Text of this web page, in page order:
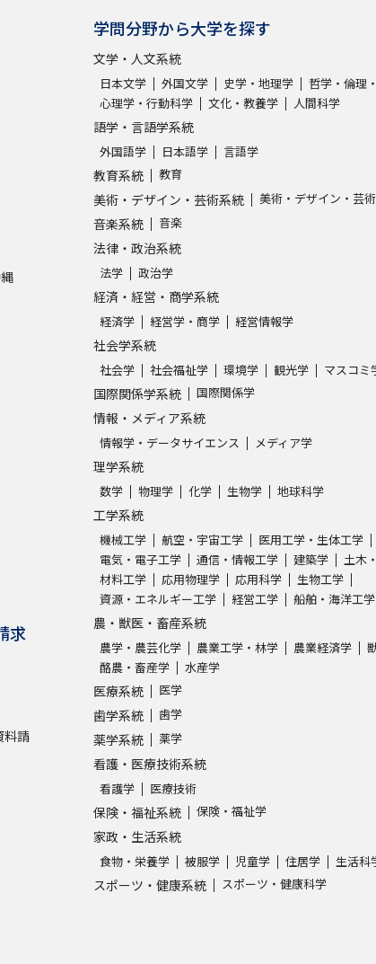
新増設大学・学部・学科特集
データサイエンス特集
奨学金
進路の３択
新学年スタート号
新学年スタート号特集ページ（高
SELFBRAND特集ページ
オープンキャンパスなど
来場型・Web型イベント特集
志望校・出願校を調べる
併願校選び 受験スケジュール
学問発見
大学で学びたい学問発見
学問のミニ講義「夢ナビ講義」
ユーザーサポート
Ｑ＆Ａ よくあるご質問 大学進
資料の料金のお支払いについて
求
料請
学問分野から大学を探す
文学・人文系統
日本文学 外国文学 史学・地理学
哲学・倫理
心理学・行動科学
文化・教養学 人間科学
語学・言語学系統
外国語学 日本語学 言語学
教育系統 教育
美術・デザイン・芸術系統 美術・デザイン・芸
音楽系統 音楽
法律・政治系統
法学 政治学
経済・経営・商学系統
経済学 経営学・商学 経営情報学
社会学系統
社会学 社会福祉学 環境学 観光学 マスコミ
国際関係学系統 国際関係学
情報・メディア系統
情報学・データサイエンス メディア学
理学系統
数学 物理学 化学 生物学 地球科学
工学系統
機械工学 航空・宇宙工学
医用工学・生体工学
電気・電子工学
通信・情報工学 建築学
土木
材料工学
応用物理学 応用科学
生物工学
資源・エネルギー工学
経営工学 船舶・海洋工学
農・獣医・畜産系統
農学・農芸化学 農業工学・林学 農業経済学
酪農・畜産学
水産学
医療系統 医学
歯学系統 歯学
薬学系統 薬学
看護・医療技術系統
看護学 医療技術
保険・福祉系統 保険・福祉学
家政・生活系統
食物・栄養学 被服学 児童学 住居学 生活科
スポーツ・健康系統 スポーツ・健康科学